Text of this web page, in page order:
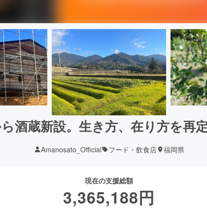
酒蔵新設。生き方、在り方を再
Amanosato_Official フード・飲食店 福岡県
現在の支援総額
3,365,188円